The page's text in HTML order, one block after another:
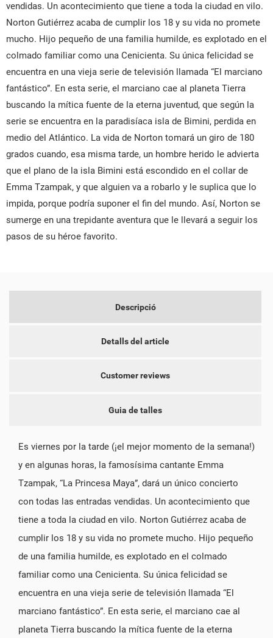
vendidas. Un acontecimiento que tiene a toda la ciudad en vilo.
Norton Gutiérrez acaba de cumplir los 18 y su vida no promete
mucho. Hijo pequeño de una familia humilde, es explotado en el
colmado familiar como una Cenicienta. Su única felicidad se
encuentra en una vieja serie de televisión llamada “El marciano
fantástico”. En esta serie, el marciano cae al planeta Tierra
buscando la mítica fuente de la eterna juventud, que según la
serie se encuentra en la paradisíaca isla de Bimini, perdida en
medio del Atlántico. La vida de Norton tomará un giro de 180
grados cuando, esa misma tarde, un hombre herido le advierta
que el plano de la isla Bimini está escondido en el collar de
Emma Tzampak, y que alguien va a robarlo y le suplica que lo
impida, porque podría suponer el fin del mundo. Así, Norton se
sumerge en una trepidante aventura que le llevará a seguir los
pasos de su héroe favorito.
Descripció
Detalls del article
Customer reviews
Guia de talles
Es viernes por la tarde (¡el mejor momento de la semana!)
y en algunas horas, la famosísima cantante Emma
Tzampak, “La Princesa Maya”, dará un único concierto
con todas las entradas vendidas. Un acontecimiento que
tiene a toda la ciudad en vilo. Norton Gutiérrez acaba de
cumplir los 18 y su vida no promete mucho. Hijo pequeño
de una familia humilde, es explotado en el colmado
familiar como una Cenicienta. Su única felicidad se
encuentra en una vieja serie de televisión llamada “El
marciano fantástico”. En esta serie, el marciano cae al
planeta Tierra buscando la mítica fuente de la eterna
add_circle_outline
CREAR UNA LLISTA DE DESITJOS
DESITJOS
CONNECTAR-SE
CANCEL·LAR